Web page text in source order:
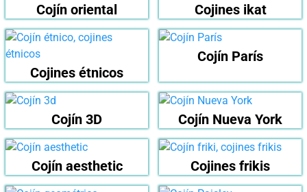
Cojín oriental Cojines ikat
Cojines étnicos
Cojín París
Cojín 3D Cojín Nueva York
Cojín aesthetic Cojines frikis